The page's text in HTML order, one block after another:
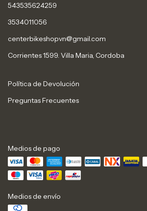
543535624259
3534011056
centerbikeshopvn@gmail.com
Corrientes 1599. Villa Maria, Cordoba
Política de Devolución
Preguntas Frecuentes
Medios de pago
Medios de envío